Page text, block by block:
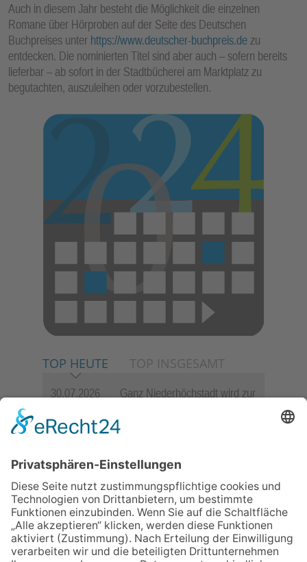
Auch in diesem Jahr besteht die Möglichkeit die einzelnen
Romane über Hörproben auf der Seite des Deutschen
Buchpreises unter https://www.deutscher-buchpreis.dezu
entdecken. Die nominierten Titel sind aber auch – sofern bereits
lieferbar – ab sofort in der Stadtbücherei am Marktplatz zu
begutachten, auszuleihen oder vorzubestellen.
TOP HEUTE TOP INSGESAMT
30.07.2026
Ganz Niederhöchstadt wird zur
06.08.2026
Jugendchor Hochtaunus
Programm „Changes“
mit Werken von Walter
Wachsmuth
09.07.2026
Wasserampel steht auf Gelb:
Stadt ruft zum Wassersparen